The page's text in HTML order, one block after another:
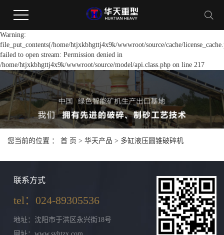
Warning:
file_put_contents(/home/htjxkbhgttj4x9k/wwwroot/source/cache/
failed to open stream: Permission denied in
/home/htjxkbhgttj4x9k/wwwroot/source/model/api.class.php on line 217
您当前的位置 ： 首 页 > 华天产品 > 多缸液压圆锥破碎机
联系方式
tel：024-89305536
地址：沈阳市于洪区永兴街18号